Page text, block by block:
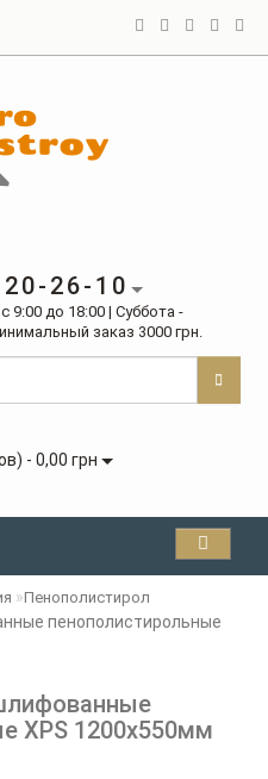
26-10
9:00 до 18:00 | Суббота -
заказ 3000 грн.
- 0,00 грн
Пенополистирол
пенополистирольные
XPS 1200x550мм